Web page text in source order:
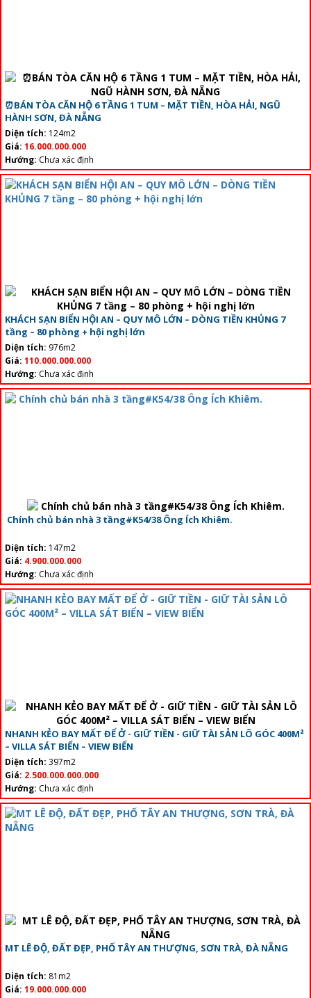
⏰️BÁN TÒA CĂN HỘ 6 TẦNG 1 TUM – MẶT TIỀN, HÒA HẢI, NGŨ
HÀNH SƠN, ĐÀ NẴNG
Diện tích: 124m2
Giá: 16.000.000.000
Hướng: Chưa xác định
KHÁCH SẠN BIỂN HỘI AN – QUY MÔ LỚN – DÒNG TIỀN KHỦNG 7
tầng – 80 phòng + hội nghị lớn
Diện tích: 976m2
Giá: 110.000.000.000
Hướng: Chưa xác định
Chính chủ bán nhà 3 tầng#K54/38 Ông Ích Khiêm.
Diện tích: 147m2
Giá: 4.900.000.000
Hướng: Chưa xác định
NHANH KẺO BAY MẤT ĐỂ Ở - GIỮ TIỀN - GIỮ TÀI SẢN LÔ GÓC 400M²
– VILLA SÁT BIỂN – VIEW BIỂN
Diện tích: 397m2
Giá: 2.500.000.000.000
Hướng: Chưa xác định
MT LÊ ĐỘ, ĐẤT ĐẸP, PHỐ TÂY AN THƯỢNG, SƠN TRÀ, ĐÀ NẴNG
Diện tích: 81m2
Giá: 19.000.000.000